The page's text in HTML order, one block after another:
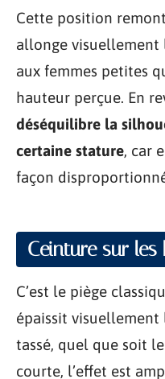
Cette position
allonge visuellement
aux femmes petites
hauteur perçue. En
déséquilibre la
certaine stature, car
façon
Ceinture sur les
C’est le piège
épaissit visuellement
tassé, quel que soit
courte, l’effet est